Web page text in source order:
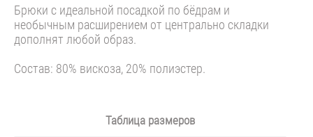
Брюки с идеальной посадкой по бёдрам и
необычным расширением от центрально складки
дополнят любой образ.
Состав: 80% вискоза, 20% полиэстер.
Таблица размеров